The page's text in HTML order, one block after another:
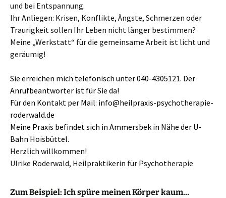
und bei Entspannung.
Ihr Anliegen: Krisen, Konflikte, Ängste, Schmerzen oder
Traurigkeit sollen Ihr Leben nicht länger bestimmen?
Meine „Werkstatt“ für die gemeinsame Arbeit ist licht und
geräumig!
Sie erreichen mich telefonisch unter 040-4305121. Der
Anrufbeantworter ist für Sie da!
Für den Kontakt per Mail: info@heilpraxis-psychotherapie-
roderwald.de
Meine Praxis befindet sich in Ammersbek in Nähe der U-
Bahn Hoisbüttel.
Herzlich willkommen!
Ulrike Roderwald, Heilpraktikerin für Psychotherapie
Zum Beispiel: Ich spüre meinen Körper kaum…